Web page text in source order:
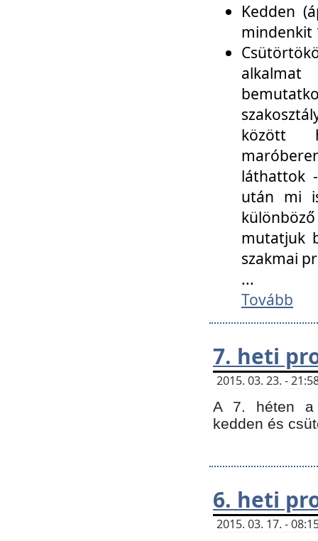
Kedden
mindenkit
között
láthattok
után mi
mutatjuk
szakmai
...
Tovább
7. heti
2015. 03. 23. -
A 7. héten a
kedden és
6. heti
2015. 03. 17. -